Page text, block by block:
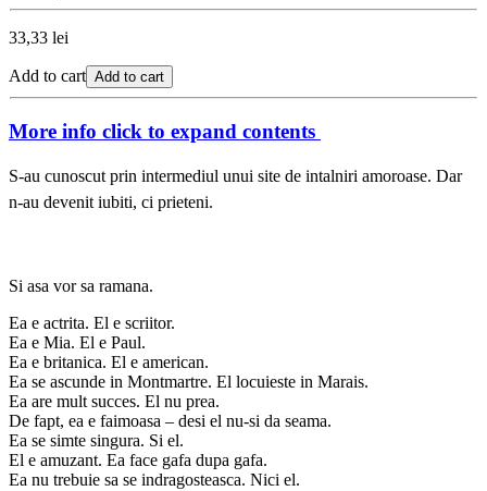
33,33 lei
Add to cart Add to cart
More info click to expand contents
S-au cunoscut prin intermediul unui site de intalniri amoroase. Dar
n-au devenit iubiti, ci prieteni.
Si asa vor sa ramana.
Ea e actrita. El e scriitor.
Ea e Mia. El e Paul.
Ea e britanica. El e american.
Ea se ascunde in Montmartre. El locuieste in Marais.
Ea are mult succes. El nu prea.
De fapt, ea e faimoasa – desi el nu-si da seama.
Ea se simte singura. Si el.
El e amuzant. Ea face gafa dupa gafa.
Ea nu trebuie sa se indragosteasca. Nici el.